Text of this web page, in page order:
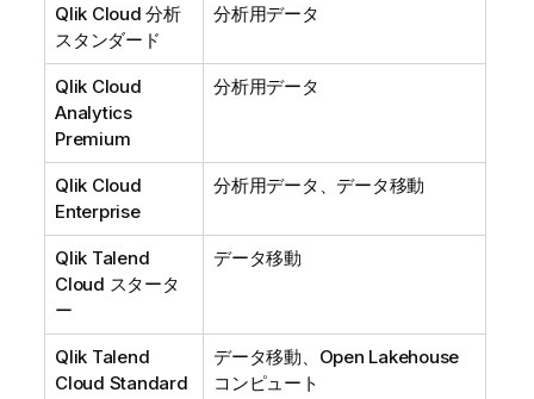
Qlik Cloud 分析
スタンダード
分析用データ
Qlik Cloud
Analytics
Premium
分析用データ
Qlik Cloud
Enterprise
分析用データ、データ移動
Qlik Talend
Cloud スタータ
ー
データ移動
Qlik Talend
Cloud Standard
データ移動、Open Lakehouse
コンピュート